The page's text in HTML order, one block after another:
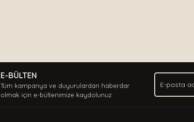
E-BÜLTEN
Tüm kampanya ve duyurulardan haberdar
olmak için e-bültenimize kaydolunuz.